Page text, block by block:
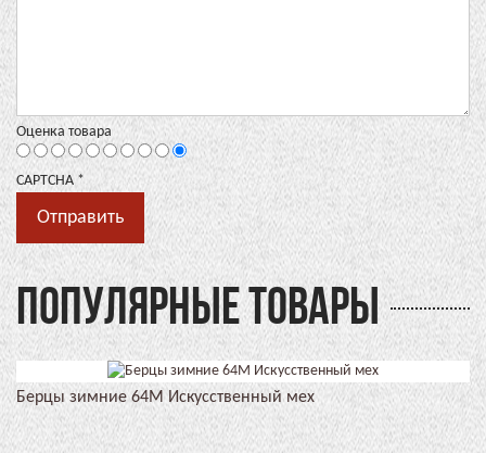
Оценка товара
CAPTCHA *
ПОПУЛЯРНЫЕ ТОВАРЫ
Берцы зимние 64М Искусственный мех